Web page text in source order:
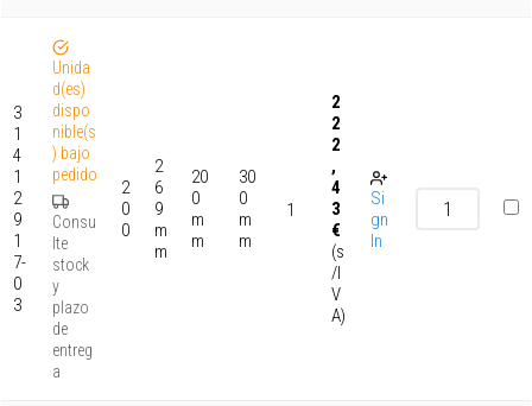
3
1
4
1
2
9
1
7-
0
3
Unida
d(es)
dispo
nible(s
) bajo
pedido
Consu
lte
stock
y
plazo
de
entreg
a
2
0
0
2
6
9
m
m
20
0
m
m
30
0
m
m
1
2
2
2
,
4
3
€
(s
/I
V
A)
Si
gn
In